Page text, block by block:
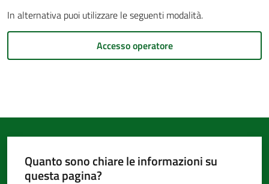
Amministrazione
Trasparente
Tutti
In alternativa puoi utilizzare le seguenti modalità.
Accesso operatore
Quanto sono chiare le informazioni su
questa pagina?